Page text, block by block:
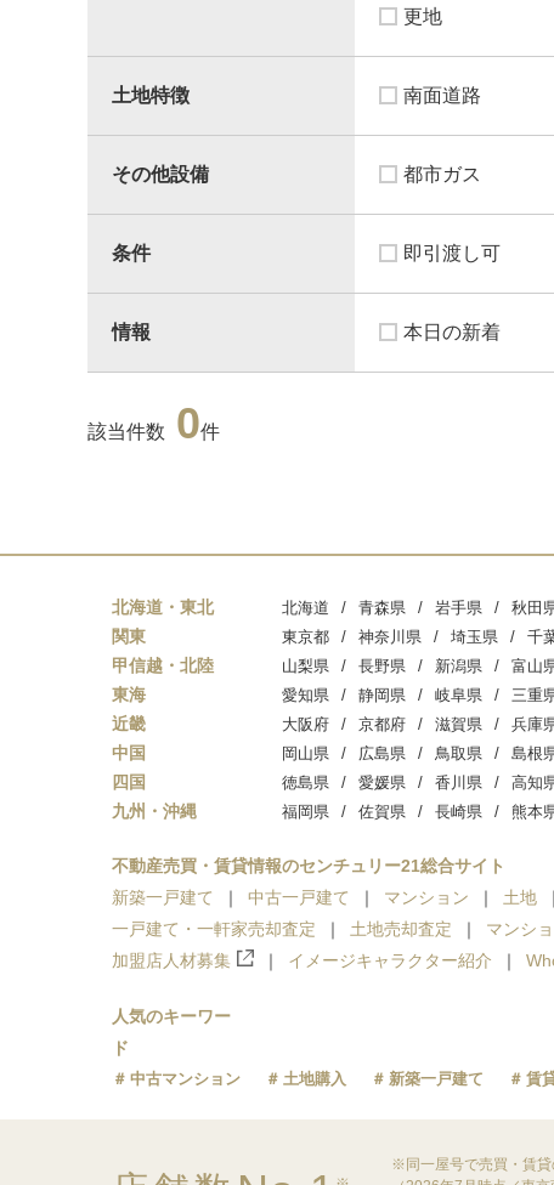
更地
土地特徴 南面道路
その他設備 都市ガス
条件 即引渡し可
情報 本日の新着
該当件数 0件
北海道・東北 北海道 青森県 岩手県 秋田
関東 東京都 神奈川県 埼玉県 千
甲信越・北陸 山梨県 長野県 新潟県 富山
東海 愛知県 静岡県 岐阜県 三重
近畿 大阪府 京都府 滋賀県 兵庫
中国 岡山県 広島県 鳥取県 島根
四国 徳島県 愛媛県 香川県 高知
九州・沖縄 福岡県 佐賀県 長崎県 熊本
不動産売買・賃貸情報のセンチュリー21総合サイト
新築一戸建て
中古一戸建て マンション 土地
一戸建て・一軒家売却査定
土地売却査定 マンシ
加盟店人材募集
イメージキャラクター紹介
人気のキーワー
ド
中古マンション 土地購入 新築一戸建て 賃
※同一屋号で売買・賃貸